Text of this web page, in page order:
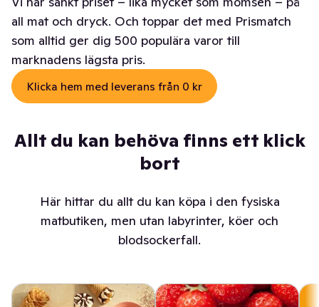
all mat och dryck. Och toppar det med Prismatch
som alltid ger dig 500 populära varor till
marknadens lägsta pris.
Klicka hem med leverans från 0 kr
Allt du kan behöva finns ett klick
bort
Här hittar du allt du kan köpa i den fysiska
matbutiken, men utan labyrinter, köer och
blodsockerfall.